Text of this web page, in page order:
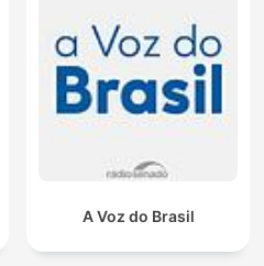
A Voz do Brasil